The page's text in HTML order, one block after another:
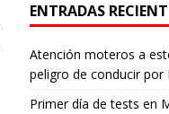
ENTRADAS
Atención moteros a
peligro de conducir por
Primer día de tests en